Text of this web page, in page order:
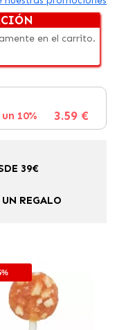
en el carrito.
10% 3.59 €
39€
REGALO